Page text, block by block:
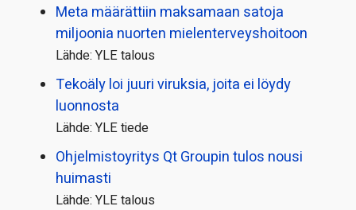
Meta määrättiin maksamaan satoja
miljoonia nuorten mielenterveyshoitoon
Lähde: YLE talous
Tekoäly loi juuri viruksia, joita ei löydy
luonnosta
Lähde: YLE tiede
Ohjelmistoyritys Qt Groupin tulos nousi
huimasti
Lähde: YLE talous